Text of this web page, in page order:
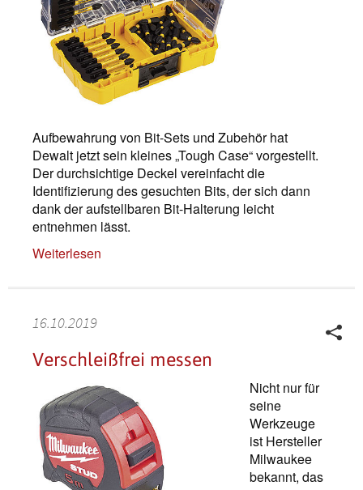
Aufbewahrung von Bit-Sets und Zubehör hat
Dewalt jetzt sein kleines „Tough Case“ vorgestellt.
Der durchsichtige Deckel vereinfacht die
Identifizierung des gesuchten Bits, der sich dann
dank der aufstellbaren Bit-Halterung leicht
entnehmen lässt.
Weiterlesen
16.10.2019
Verschleißfrei messen
Nicht nur für
seine
Werkzeuge
ist Hersteller
Milwaukee
bekannt, das